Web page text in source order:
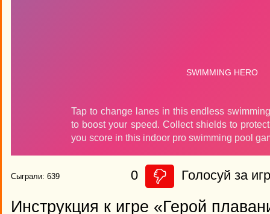
Сыграли: 639 0 Голосуй за
Инструкция к игре «Герой